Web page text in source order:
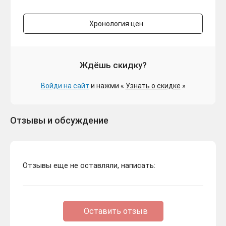
️ВСЕ СТРАНЫ+РОССИЯ
Chariot STEAM GIFT
Chariot - Royal Edition
Хронология цен
Ждёшь скидку?
Войди на сайт и нажми « Узнать о скидке »
Отзывы и обсуждение
Отзывы еще не оставляли, написать:
Оставить отзыв